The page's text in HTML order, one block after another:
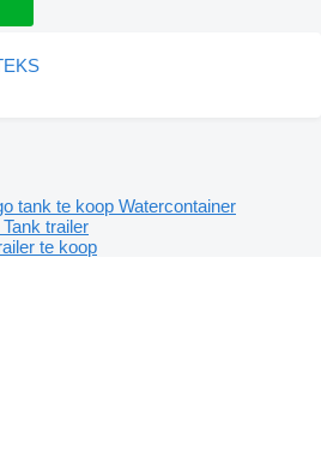
tank te koop Watercontainer
Tank trailer
te koop